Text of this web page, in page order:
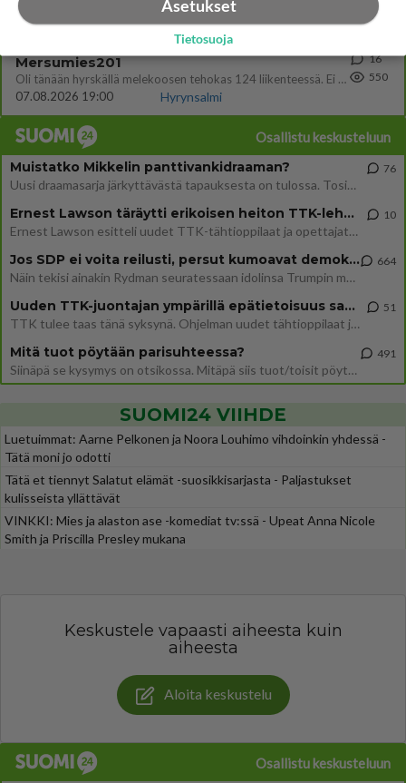
07.08.2026 15:03
Ikävä
Mersumies201
Oli tänään hyrskällä melekoosen tehokas 124 liikenteessä. Ei paljon vastamäki haitannu....
07.08.2026 19:00
Hyrynsalmi
16
550
Osallistu keskusteluun
Muistatko Mikkelin panttivankidraaman?
Uusi draamasarja järkyttävästä tapauksesta on tulossa. Tositapahtumiin perustuva sarja ammentaa vuoden 1986 Mikkelin pan
76
Ernest Lawson täräytti erikoisen heiton TTK-lehdistötilaisuudessa: " Onko tässä tarkoituksena...?"
Ernest Lawson esitteli uudet TTK-tähtioppilaat ja opettajat torstaina 6.8. lehdistölle. Tulevalla kaudella on yksi hausk
10
Jos SDP ei voita reilusti, persut kumoavat demokratian Suomesta
Näin tekisi ainakin Rydman seuratessaan idolinsa Trumpin mallia https://www.is.fi/politiikka/art-2000012187244.html
664
Uuden TTK-juontajan ympärillä epätietoisuus sakenee - Nyt MTV hämmentää soppaa
TTK tulee taas tänä syksynä. Ohjelman uudet tähtioppilaat julkistetaan torstaina 6. elokuuta klo 14 alkavassa lehdistö
51
Mitä tuot pöytään parisuhteessa?
Siinäpä se kysymys on otsikossa. Mitäpä siis tuot/toisit pöytään parisuhteessa? Oletko mies vai nainen? Koetko sen mitä
491
SUOMI24 VIIHDE
Luetuimmat: Aarne Pelkonen ja Noora Louhimo vihdoinkin yhdessä -
Tätä moni jo odotti
Tätä et tiennyt Salatut elämät -suosikkisarjasta - Paljastukset
kulisseista yllättävät
VINKKI: Mies ja alaston ase -komediat tv:ssä - Upeat Anna Nicole
Smith ja Priscilla Presley mukana
Keskustele vapaasti aiheesta kuin
aiheesta
Aloita keskustelu
Osallistu keskusteluun
Asetukset
Tietosuoja